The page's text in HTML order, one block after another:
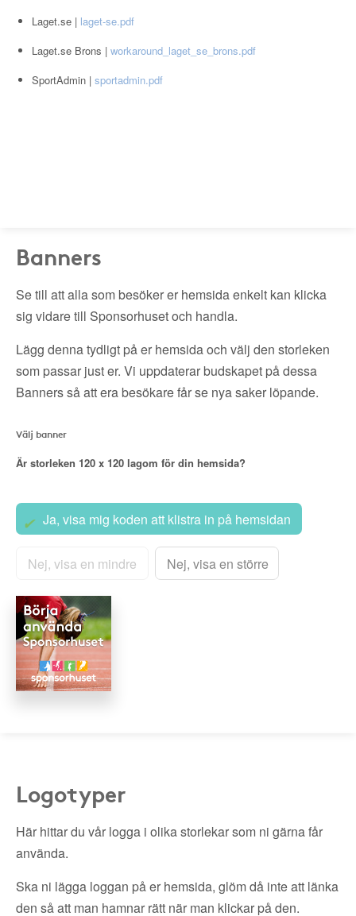
Laget.se | laget-se.pdf
Laget.se Brons | workaround_laget_se_brons.pdf
SportAdmin | sportadmin.pdf
Banners
Se till att alla som besöker er hemsida enkelt kan klicka
sig vidare till Sponsorhuset och handla.
Lägg denna tydligt på er hemsida och välj den storleken
som passar just er. Vi uppdaterar budskapet på dessa
Banners så att era besökare får se nya saker löpande.
Välj banner
Är storleken 120 x 120 lagom för din hemsida?
Ja, visa mig koden att klistra in på hemsidan
Nej, visa en mindre Nej, visa en större
Logotyper
Här hittar du vår logga i olika storlekar som ni gärna får
använda.
Ska ni lägga loggan på er hemsida, glöm då inte att länka
den så att man hamnar rätt när man klickar på den.